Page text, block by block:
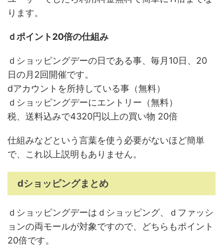
ります。
ｄポイント20倍の仕組み
ｄショッピングデーの日である事、毎月10日、20
日の月2回開催です。
dアカウントを所持している事（無料）
ｄショッピングデーにエントリー（無料）
税、送料込みで4320円以上の買い物 20倍
仕組みなどという言葉を使う必要がないほど簡単
で、これ以上説明もありません。
dショッピングまとめ
ｄショッピングデーはｄショッピング、ｄファッシ
ョンの両モールが対象ですので、どちらもポイント
20倍です。